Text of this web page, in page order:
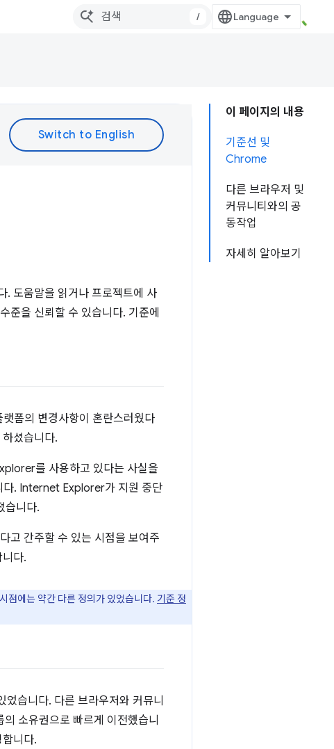
/
이 페이지의 내용
기준선 및
Chrome
다른 브라우저 및
커뮤니티와의 공
동작업
자세히 알아보기
. 도움말을 읽거나 프로젝트에 사
준을 신뢰할 수 있습니다. 기준에
폼의 변경사항이 혼란스러웠다
셨습니다.
를 사용하고 있다는 사실을
다. Internet Explorer가 지원 중단
습니다.
고 간주할 수 있는 시점을 보여주
다.
점에는 약간 다른 정의가 있었습니다. 기준 정
습니다. 다른 브라우저와 커뮤니
소유권으로 빠르게 이전했습니
니다.